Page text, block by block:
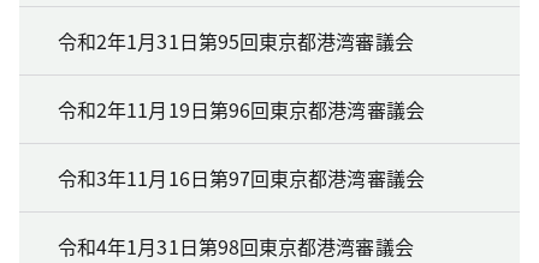
令和2年1月31日第95回東京都港湾審議会
令和2年11月19日第96回東京都港湾審議会
令和3年11月16日第97回東京都港湾審議会
令和4年1月31日第98回東京都港湾審議会